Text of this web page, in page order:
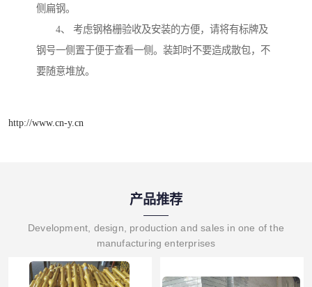
侧扁钢。
4、 考虑钢格栅验收及安装的方便，请将有标牌及
钢号一侧置于便于查看一侧。装卸时不要造成散包，不
要随意堆放。
http://www.cn-y.cn
产品推荐
Development, design, production and sales in one of the
manufacturing enterprises